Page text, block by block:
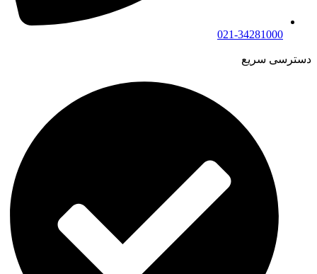
021-34281000
دسترسی سریع